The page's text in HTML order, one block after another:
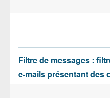
Filtre de messages :
e-mails présentant des